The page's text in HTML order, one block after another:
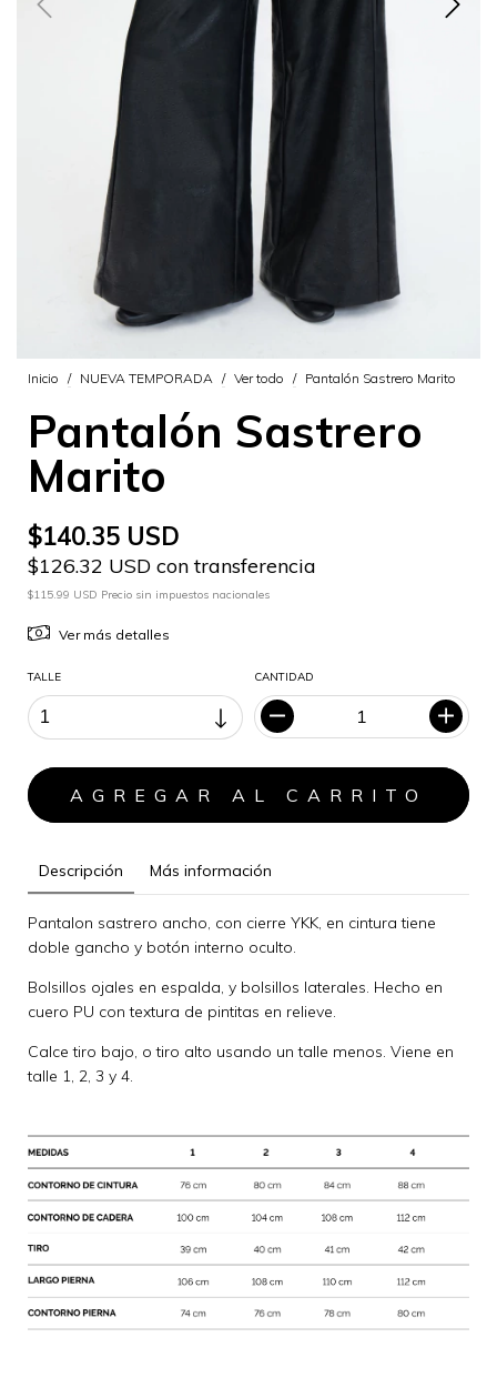
Inicio / NUEVA TEMPORADA / Ver todo / Pantalón Sastrero Marito
Pantalón Sastrero
Marito
$140.35 USD
$126.32 USD con transferencia
$115.99 USD Precio sin impuestos nacionales
Ver más detalles
TALLE CANTIDAD
Descripción Más información
Pantalon sastrero ancho, con cierre YKK, en cintura tiene
doble gancho y botón interno oculto.
Bolsillos ojales en espalda, y bolsillos laterales. Hecho en
cuero PU con textura de pintitas en relieve.
Calce tiro bajo, o tiro alto usando un talle menos. Viene en
talle 1, 2, 3 y 4.